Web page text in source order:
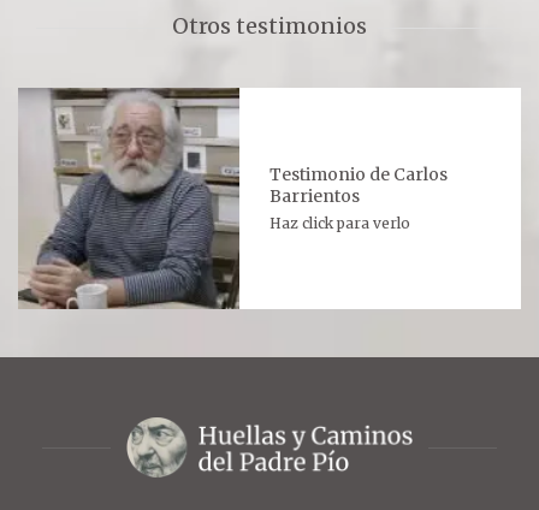
Otros testimonios
Testimonio de Carlos
Barrientos
Haz click para verlo